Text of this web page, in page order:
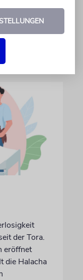
lehrten
der Tora.
eröffnet
die Halacha